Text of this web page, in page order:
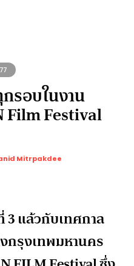
รอบในงาน
Film Festival
Mitrpakdee
3 แล้วกับเทศกาล
กรุงเทพมหานคร